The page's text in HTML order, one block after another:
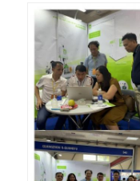
ওভারমোল্ডিং মেশিন
ইনজেকশন মোল্ডিং
তরল সিলিকন রাবার